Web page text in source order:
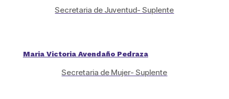
Secretaria de Juventud- Suplente
Maria Victoria Avendaño Pedraza
Secretaria de Mujer- Suplente